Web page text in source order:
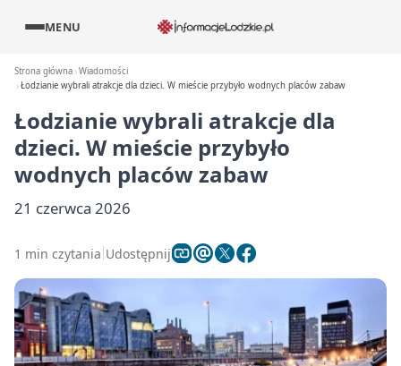
MENU
Strona główna Wiadomości
Łodzianie wybrali atrakcje dla dzieci. W mieście przybyło wodnych placów zabaw
Łodzianie wybrali atrakcje dla
dzieci. W mieście przybyło
wodnych placów zabaw
21 czerwca 2026
1 min czytania Udostępnij